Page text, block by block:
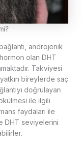
androjenik
olan DHT
Takviyesi
bireylerde saç
doğrulayan
ile ilgili
faydaları ile
DHT seviyelerini